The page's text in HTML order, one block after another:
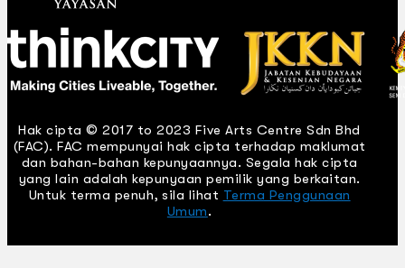
Hak cipta © 2017 to 2023 Five Arts Centre Sdn Bhd
(FAC). FAC mempunyai hak cipta terhadap maklumat
dan bahan-bahan kepunyaannya. Segala hak cipta
yang lain adalah kepunyaan pemilik yang berkaitan.
Untuk terma penuh, sila lihat Terma Penggunaan
Umum.